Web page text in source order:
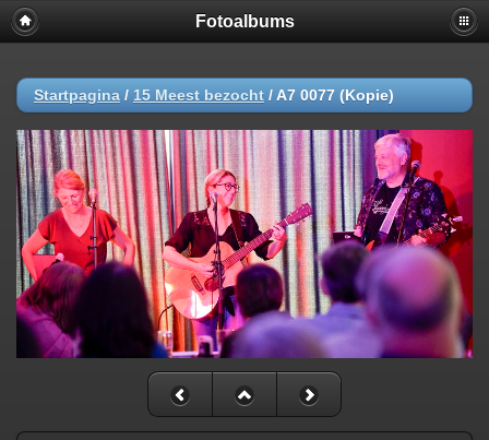
Fotoalbums
Startpagina / 15 Meest bezocht / A7 0077 (Kopie)